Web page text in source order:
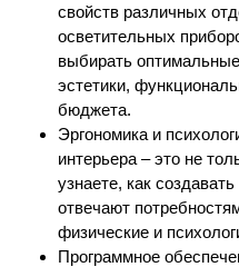
свойств различных
осветительных
выбирать
эстетики,
бюджета.
Эргономика и
интерьера – это не
узнаете, как
отвечают
физические и
Программное